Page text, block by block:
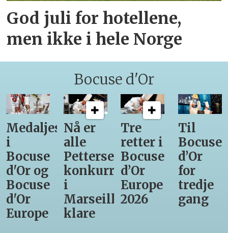
God juli for hotellene,
men ikke i hele Norge
Bocuse d'Or
Medaljestatistikk
i
Bocuse
d'Or og
Bocuse
d'Or
Europe
Nå er
alle
Pettersens
konkurrenter
i
Marseille
klare
Tre
retter i
Bocuse
d’Or
Europe
2026
Til
Bocuse
d’Or
for
tredje
gang